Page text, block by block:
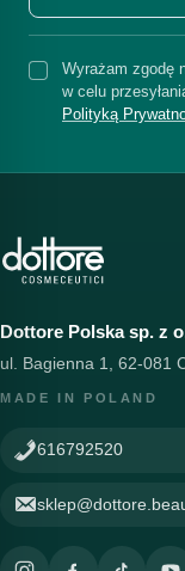
Wyrażam zgodę
w celu
Polityką
Dottore Polska sp. z
ul. Bagienna 1, 62-081
MADE IN POLAND
616792520